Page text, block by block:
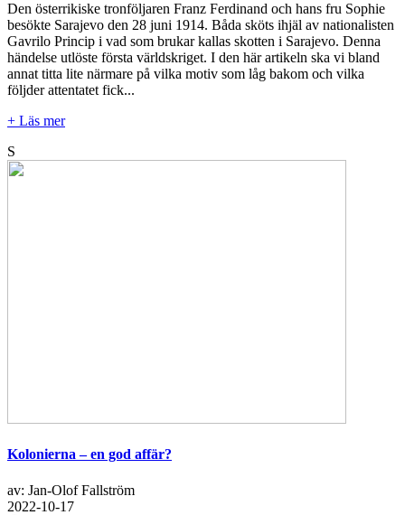
Den österrikiske tronföljaren Franz Ferdinand och hans fru Sophie
besökte Sarajevo den 28 juni 1914. Båda sköts ihjäl av nationalisten
Gavrilo Princip i vad som brukar kallas skotten i Sarajevo. Denna
händelse utlöste första världskriget. I den här artikeln ska vi bland
annat titta lite närmare på vilka motiv som låg bakom och vilka
följder attentatet fick...
+ Läs mer
S
Kolonierna – en god affär?
av: Jan-Olof Fallström
2022-10-17